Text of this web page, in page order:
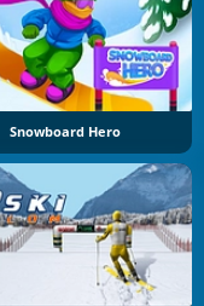
Snowboard Hero